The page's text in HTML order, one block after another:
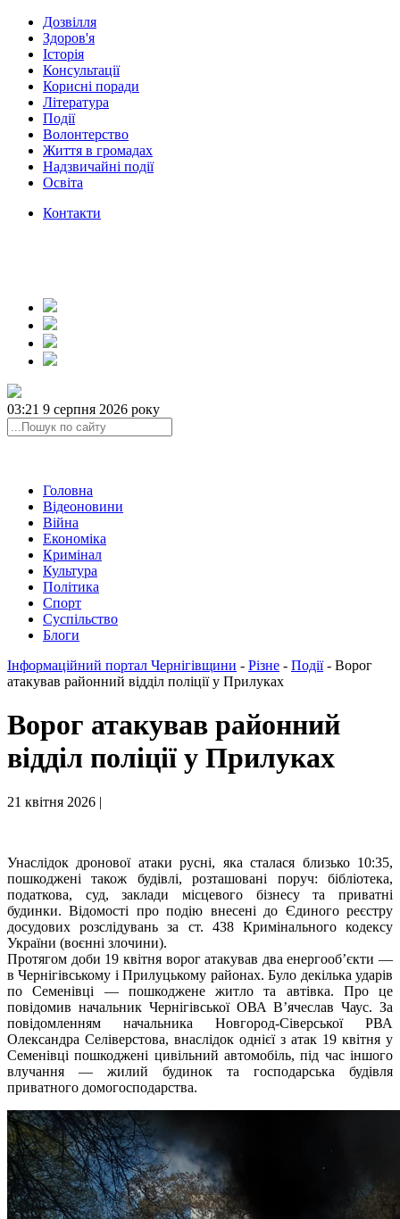
Дозвілля
Здоров'я
Історія
Консультації
Корисні поради
Література
Події
Волонтерство
Життя в громадах
Надзвичайні події
Освіта
Контакти
03:21 9 серпня 2026 року
Головна
Відеоновини
Війна
Економіка
Кримінал
Культура
Політика
Спорт
Суспільство
Блоги
Інформаційний портал Чернігівщини - Різне - Події- Ворог
атакував районний відділ поліції у Прилуках
Ворог атакував районний
відділ поліції у Прилуках
21 квітня 2026 |
Унаслідок дронової атаки русні, яка сталася близько 10:35,
пошкоджені також будівлі, розташовані поруч: бібліотека,
податкова, суд, заклади місцевого бізнесу та приватні
будинки. Відомості про подію внесені до Єдиного реєстру
досудових розслідувань за ст. 438 Кримінального кодексу
України (воєнні злочини).
Протягом доби 19 квітня ворог атакував два енергообʼєкти —
в Чернігівському і Прилуцькому районах. Було декілька ударів
по Семенівці — пошкоджене житло та автівка. Про це
повідомив начальник Чернігівської ОВА В’ячеслав Чаус. За
повідомленням начальника Новгород-Сіверської РВА
Олександра Селіверстова, внаслідок однієї з атак 19 квітня у
Семенівці пошкоджені цивільний автомобіль, під час іншого
влучання — жилий будинок та господарська будівля
приватного домогосподарства.